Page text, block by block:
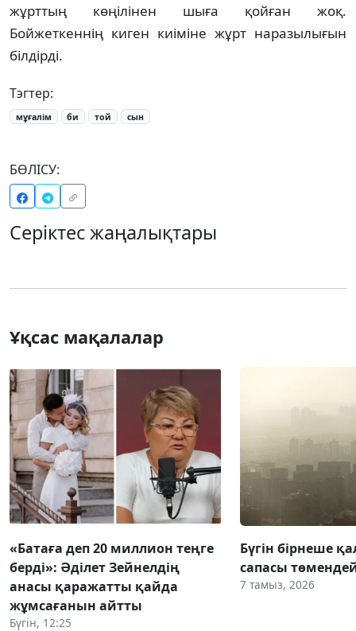
жұрттың көңілінен шыға қойған жоқ.
Бойжеткеннің киген киіміне жұрт наразылығын
білдірді.
Тэгтер:
мұғалім би той сын
БӨЛІСУ:
Серіктес жаңалықтары
Ұқсас мақалалар
«Батаға деп 20 миллион теңге
берді»: Әділет Зейнелдің
анасы қаражатты қайда
жұмсағанын айтты
Бүгін, 12:25
Бүгін бірнеше
сапасы
7 тамыз, 2026